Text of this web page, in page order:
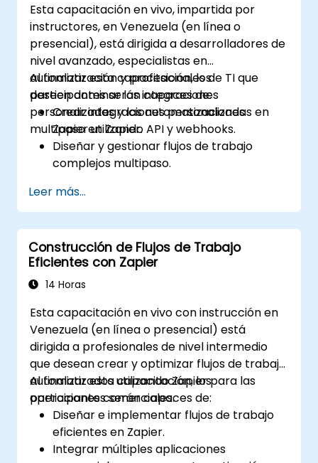
Esta capacitación en vivo, impartida por
instructores, en Venezuela (en línea o
presencial), está dirigida a desarrolladores de
nivel avanzado, especialistas en
automatización y profesionales de TI que
deseen dominar las integraciones
personalizadas y las automatizaciones
multipaso en Zapier.
Al finalizar esta capacitación, los
participantes serán capaces de:
Crear integraciones personalizadas en
Zapier utilizando API y webhooks.
Diseñar y gestionar flujos de trabajo
complejos multipaso.
automatización avanzados.
Integrar Zapier con aplicaciones
propietarias o menos comunes.
Leer más...
Construcción de Flujos de Trabajo
Eficientes con Zapier
14 Horas
Esta capacitación en vivo con instrucción en
Venezuela (en línea o presencial) está
dirigida a profesionales de nivel intermedio
que desean crear y optimizar flujos de trabajo
automatizados utilizando Zapier para las
operaciones comerciales.
Al finalizar esta capacitación, los
participantes serán capaces de:
Diseñar e implementar flujos de trabajo
eficientes en Zapier.
Integrar múltiples aplicaciones